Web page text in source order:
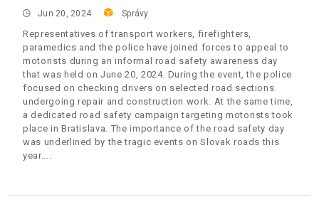
Jun 20, 2024 Správy
Representatives of transport workers, firefighters,
paramedics and the police have joined forces to appeal to
motorists during an informal road safety awareness day
that was held on June 20, 2024. During the event, the police
focused on checking drivers on selected road sections
undergoing repair and construction work. At the same time,
a dedicated road safety campaign targeting motorists took
place in Bratislava. The importance of the road safety day
was underlined by the tragic events on Slovak roads this
year.